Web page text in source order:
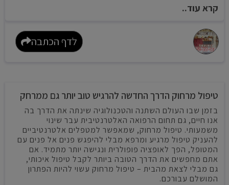
קרא עוד..
לדף הכתבה
טיפול מרחוק הדרך החדשה להרגיש טוב יותר גם ממרחק
בזמן שבו העולם השתנה והטכנולוגיה שינתה את הדרך בה
אנו חיים, גם תחום הרפואה האלטרנטיבית עבר שינוי
משמעותי. טיפול מרחוק, שמאפשר למטפלים אלטרנטיביים
להעניק טיפול מרגיע ומרפא מבלי להיפגש פנים אל פנים עם
המטופל, הפך לאופציה פופולרית ונגישה יותר מתמיד. אם
אתם מחפשים את הדרך הטובה ביותר לקבל טיפול איכותי,
גם מבלי לצאת מהבית – טיפול מרחוק עשוי להיות הפתרון
המושלם עבורכם.